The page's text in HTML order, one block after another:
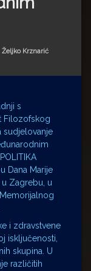
Kategorije:
Željko Krznarić
s
Filozofskog
sudjelovanje
Dana Marije
Zagrebu, u
i zdravstvene
isključenosti,
skupina. U
različitih